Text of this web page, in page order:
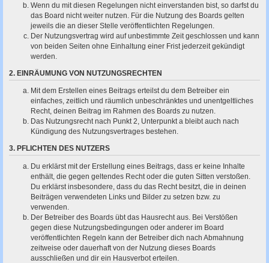
Wenn du mit diesen Regelungen nicht einverstanden bist, so darfst du
das Board nicht weiter nutzen. Für die Nutzung des Boards gelten
jeweils die an dieser Stelle veröffentlichten Regelungen.
Der Nutzungsvertrag wird auf unbestimmte Zeit geschlossen und kann
von beiden Seiten ohne Einhaltung einer Frist jederzeit gekündigt
werden.
2. EINRÄUMUNG VON NUTZUNGSRECHTEN
Mit dem Erstellen eines Beitrags erteilst du dem Betreiber ein
einfaches, zeitlich und räumlich unbeschränktes und unentgeltliches
Recht, deinen Beitrag im Rahmen des Boards zu nutzen.
Das Nutzungsrecht nach Punkt 2, Unterpunkt a bleibt auch nach
Kündigung des Nutzungsvertrages bestehen.
3. PFLICHTEN DES NUTZERS
Du erklärst mit der Erstellung eines Beitrags, dass er keine Inhalte
enthält, die gegen geltendes Recht oder die guten Sitten verstoßen.
Du erklärst insbesondere, dass du das Recht besitzt, die in deinen
Beiträgen verwendeten Links und Bilder zu setzen bzw. zu
verwenden.
Der Betreiber des Boards übt das Hausrecht aus. Bei Verstößen
gegen diese Nutzungsbedingungen oder anderer im Board
veröffentlichten Regeln kann der Betreiber dich nach Abmahnung
zeitweise oder dauerhaft von der Nutzung dieses Boards
ausschließen und dir ein Hausverbot erteilen.